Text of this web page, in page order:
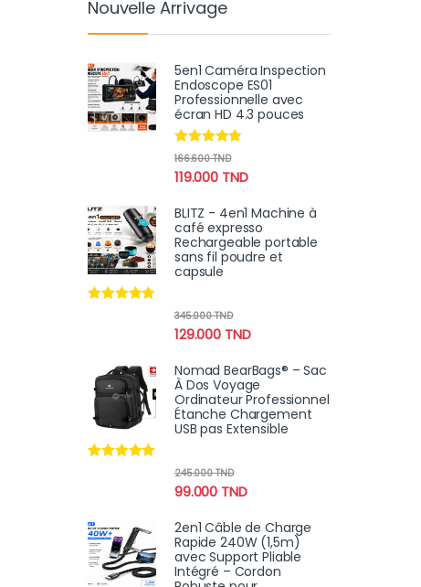
Nouvelle Arrivage
5en1 Caméra Inspection
Endoscope ES01
Professionnelle avec
écran HD 4.3 pouces
Note4.67
119.000 TND
166.600TND
BLITZ - 4en1 Machine à
café expresso
Rechargeable portable
sans fil poudre et
capsule
129.000 TND
345.000TND
Nomad BearBags® – Sac
À Dos Voyage
Ordinateur Professionnel
Étanche Chargement
USB pas Extensible
99.000 TND
245.000TND
2en1 Câble de Charge
Rapide 240W (1,5m)
avec Support Pliable
Intégré – Cordon